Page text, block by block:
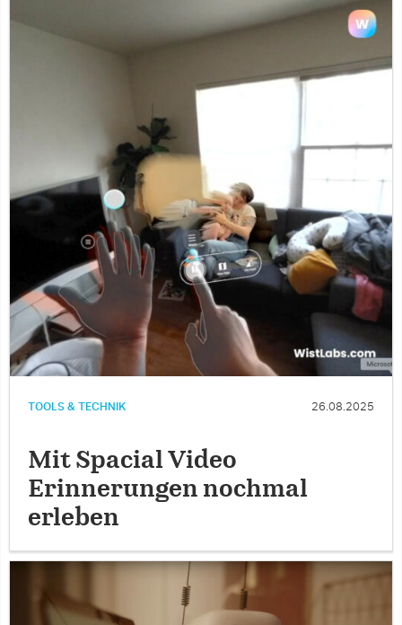
TOOLS & TECHNIK 26.08.2025
Mit Spacial Video
Erinnerungen nochmal
erleben